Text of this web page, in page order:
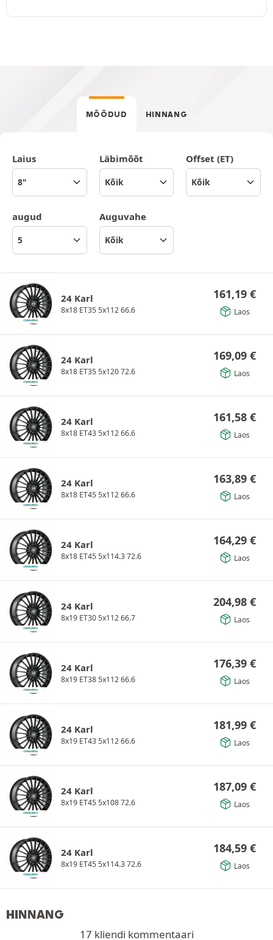
MÕÕDUD HINNANG
Laius Läbimõõt Offset (ET)
augud Auguvahe
24 Karl
8x18 ET35 5x112 66.6
161,19 €
Laos
24 Karl
8x18 ET35 5x120 72.6
169,09 €
Laos
24 Karl
8x18 ET43 5x112 66.6
161,58 €
Laos
24 Karl
8x18 ET45 5x112 66.6
163,89 €
Laos
24 Karl
8x18 ET45 5x114.3 72.6
164,29 €
Laos
24 Karl
8x19 ET30 5x112 66.7
204,98 €
Laos
24 Karl
8x19 ET38 5x112 66.6
176,39 €
Laos
24 Karl
8x19 ET43 5x112 66.6
181,99 €
Laos
24 Karl
8x19 ET45 5x108 72.6
187,09 €
Laos
24 Karl
8x19 ET45 5x114.3 72.6
184,59 €
Laos
HINNANG
17 kliendi kommentaari